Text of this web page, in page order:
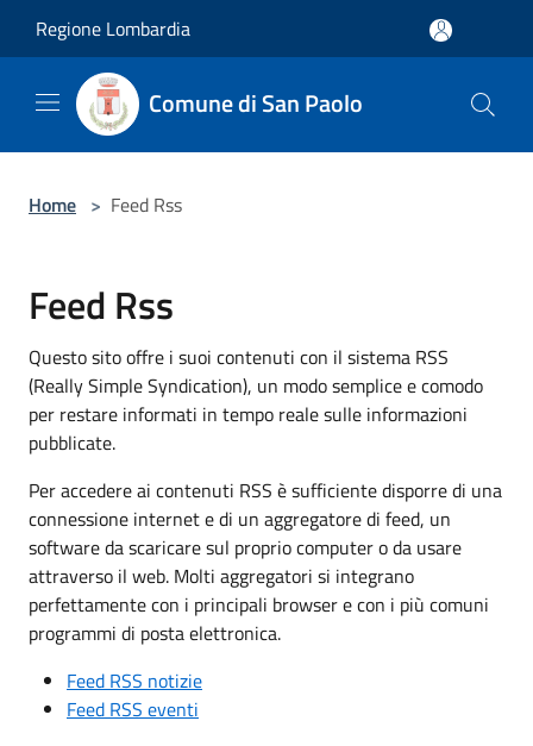
Regione Lombardia
Comune di San Paolo
Home > Feed Rss
Feed Rss
Questo sito offre i suoi contenuti con il sistema RSS
(Really Simple Syndication), un modo semplice e comodo
per restare informati in tempo reale sulle informazioni
pubblicate.
Per accedere ai contenuti RSS è sufficiente disporre di una
connessione internet e di un aggregatore di feed, un
software da scaricare sul proprio computer o da usare
attraverso il web. Molti aggregatori si integrano
perfettamente con i principali browser e con i più comuni
programmi di posta elettronica.
Feed RSS notizie
Feed RSS eventi